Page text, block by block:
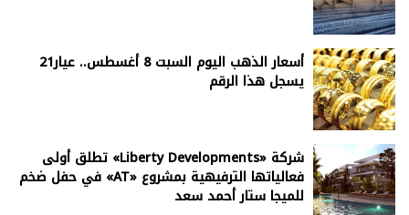
أسعار الذهب اليوم السبت 8 أغسطس.. عيار21
يسجل هذا الرقم
شركة «Liberty Developments» تطلق أولى
فعالياتها الترفيهية بمشروع «AT» في حفل ضخم
للميجا ستار أحمد سعد